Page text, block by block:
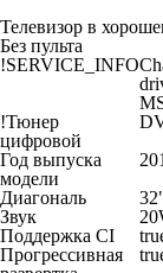
Телевизор в
Без пульта
!SERVICE_INFO
!Тюнер
цифровой
Год выпуска
модели
Диагональ
Звук
Поддержка CI
Прогрессивная